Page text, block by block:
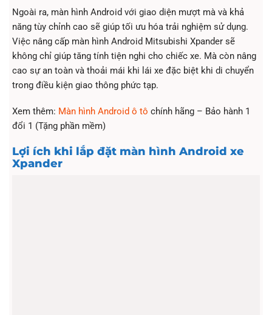
Ngoài ra, màn hình Android với giao diện mượt mà và khả
năng tùy chỉnh cao sẽ giúp tối ưu hóa trải nghiệm sử dụng.
Việc nâng cấp màn hình Android Mitsubishi Xpander sẽ
không chỉ giúp tăng tính tiện nghi cho chiếc xe. Mà còn nâng
cao sự an toàn và thoải mái khi lái xe đặc biệt khi di chuyển
trong điều kiện giao thông phức tạp.
Xem thêm: Màn hình Android ô tô chính hãng – Bảo hành 1
đổi 1 (Tặng phần mềm)
Lợi ích khi lắp đặt màn hình Android xe
Xpander